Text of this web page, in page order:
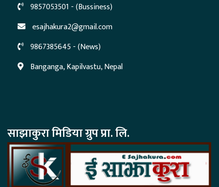
9857053501 - (Bussiness)
esajhakura2@gmail.com
9867385645 - (News)
Banganga, Kapilvastu, Nepal
साझाकुरा मिडिया ग्रुप प्रा. लि.